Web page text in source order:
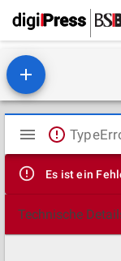
Mirador
Viewer
Es ist ein
Technische